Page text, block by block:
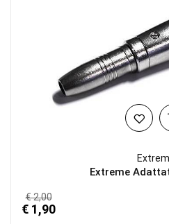
Extreme
€ 2,00
€ 1,90